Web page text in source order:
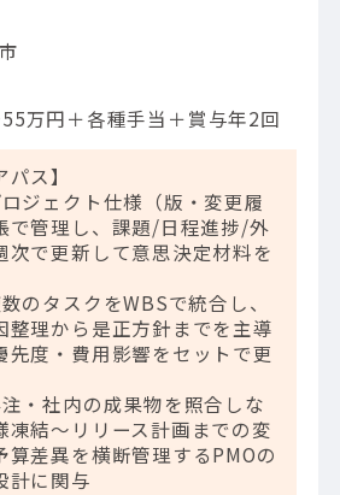
万円＋各種手当＋賞与年2回
パス】
ジェクト仕様（版・変更履
で管理し、課題/日程進捗/外
次で更新して意思決定材料を
のタスクをWBSで統合し、
整理から是正方針までを主導
先度・費用影響をセットで更
・社内の成果物を照合しな
凍結～リリース計画までの変
算差異を横断管理するPMOの
計に関与